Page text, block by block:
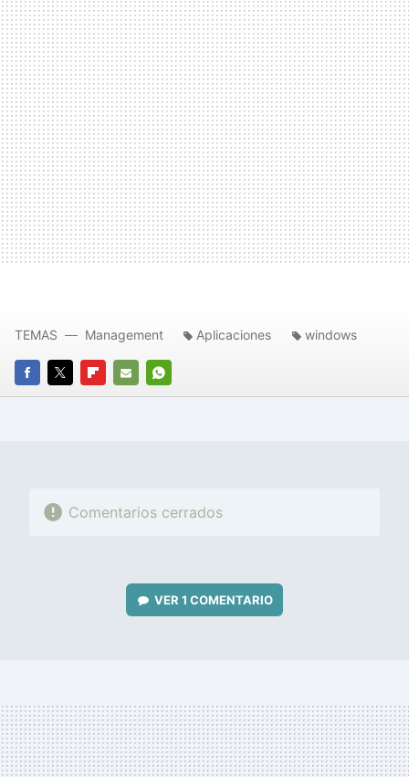
FACEBOOK
TWITTERFLIPBOARD
E-
WHATSAPP
TEMAS Management Aplicaciones windows
Comentarios cerrados
VER 1 COMENTARIO